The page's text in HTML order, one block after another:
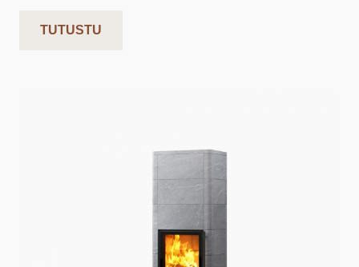
TUTUSTU